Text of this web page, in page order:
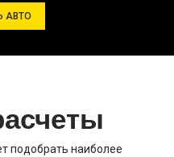
АВТО
подобрать наиболее